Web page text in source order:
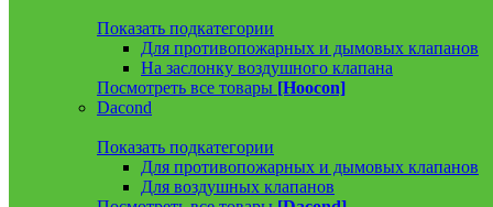
Показать подкатегории
Для противопожарных и дымовых клапанов
На заслонку воздушного клапана
Посмотреть все товары [Hoocon]
Dacond
Показать подкатегории
Для противопожарных и дымовых клапанов
Для воздушных клапанов